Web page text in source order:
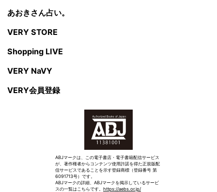
あおきさん占い。
VERY STORE
Shopping LIVE
VERY NaVY
VERY会員登録
ABJマークは、この電子書店・電子書籍配信サービス
が、著作権者からコンテンツ使用許諾を得た正規版配
信サービスであることを示す登録商標（登録番号 第
6091713号）です。
ABJマークの詳細、ABJマークを掲示しているサービ
スの一覧はこちらです。 https://aebs.or.jp/